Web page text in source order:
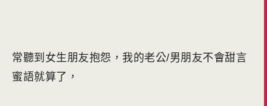
常聽到女生朋友抱怨，我的老公/男朋友不會甜言
蜜語就算了，